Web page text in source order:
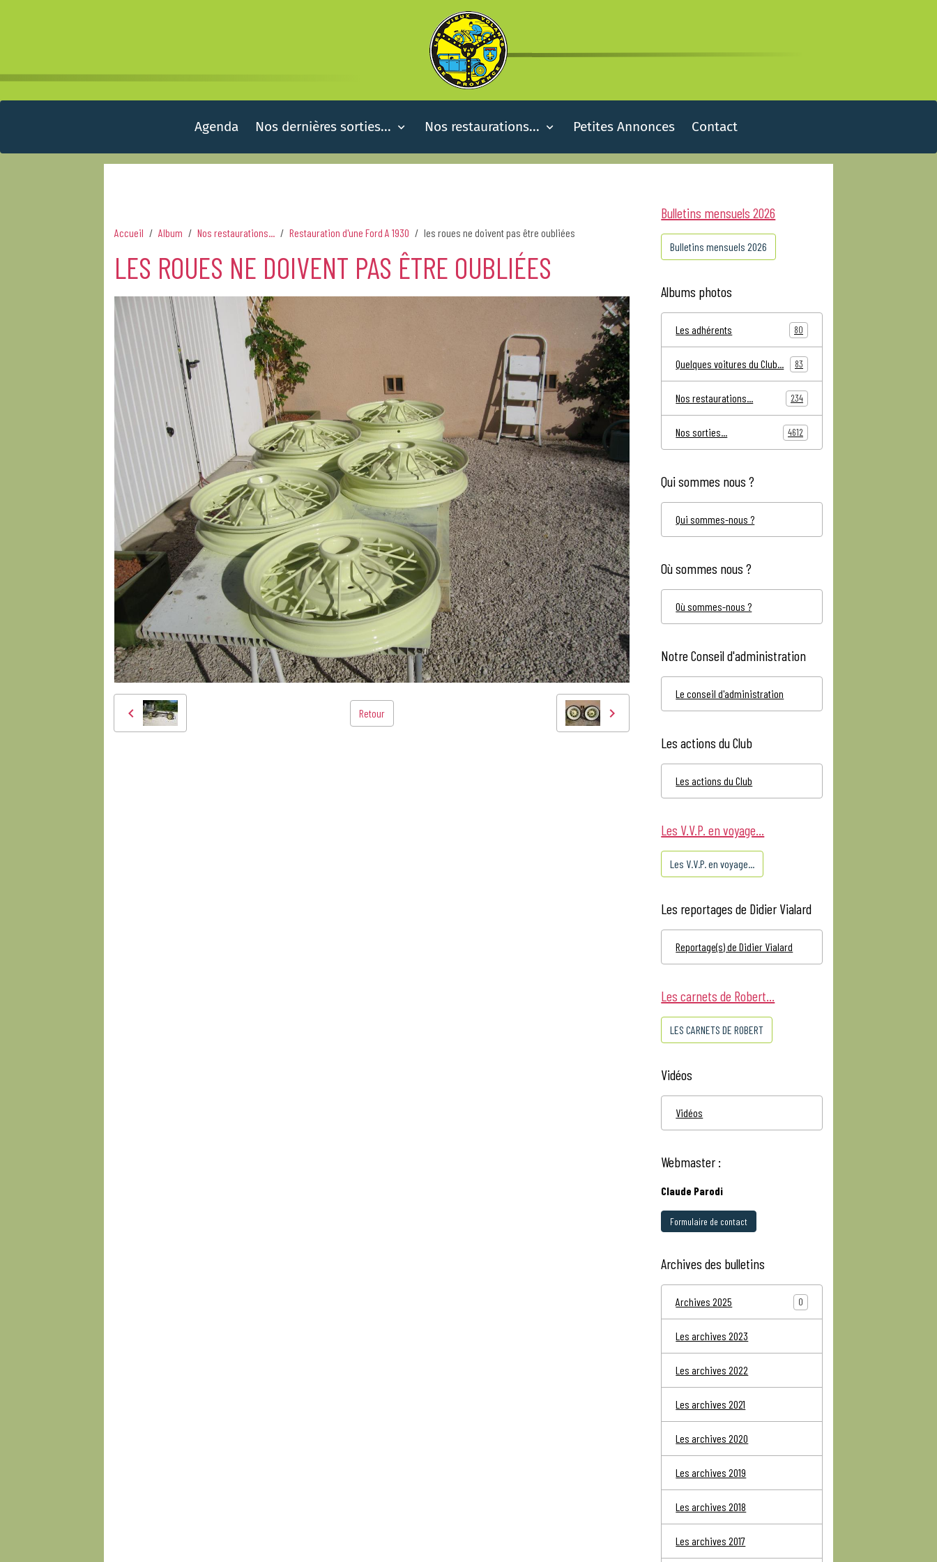
Agenda Nos dernières sorties... Nos restaurations... Petites Annonces Contact
Accueil Album Nos restaurations... Restauration d'une Ford A 1930 les roues ne doivent pas être oubliées
LES ROUES NE DOIVENT PAS ÊTRE OUBLIÉES
Retour
Bulletins mensuels 2026
Bulletins mensuels 2026
Albums photos
Les adhérents 80
Quelques voitures du Club... 83
Nos restaurations... 234
Nos sorties... 4612
Qui sommes nous ?
Qui sommes-nous ?
Où sommes nous ?
Où sommes-nous ?
Notre Conseil d'administration
Le conseil d'administration
Les actions du Club
Les actions du Club
Les V.V.P. en voyage...
Les V.V.P. en voyage...
Les reportages de Didier Vialard
Reportage(s) de Didier Vialard
Les carnets de Robert...
LES CARNETS DE ROBERT
Vidéos
Vidéos
Webmaster :
Claude Parodi
Formulaire de contact
Archives des bulletins
Archives 2025 0
Les archives 2023
Les archives 2022
Les archives 2021
Les archives 2020
Les archives 2019
Les archives 2018
Les archives 2017